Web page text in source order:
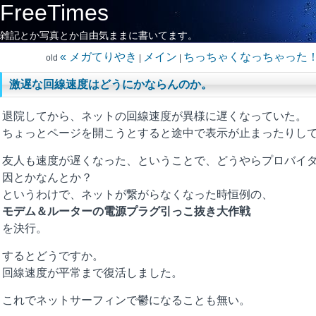
FreeTimes
雑記とか写真とか自由気ままに書いてます。
old « メガてりやき メイン ちっちゃくなっちゃった
激遅な回線速度はどうにかならんのか。
退院してから、ネットの回線速度が異様に遅くなっていた。
ちょっとページを開こうとすると途中で表示が止まったりし
友人も速度が遅くなった、ということで、どうやらプロバイ
因とかなんとか？
というわけで、ネットが繋がらなくなった時恒例の、
モデム＆ルーターの電源プラグ引っこ抜き大作戦
を決行。
するとどうですか。
回線速度が平常まで復活しました。
これでネットサーフィンで鬱になることも無い。